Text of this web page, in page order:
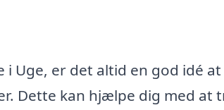
Uge, er det altid en god idé at
Dette kan hjælpe dig med at